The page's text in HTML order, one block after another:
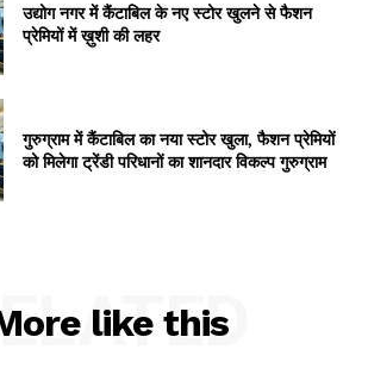
उद्योग नगर में कैंटाबिल के नए स्टोर खुलने से फैशन
प्रेमियों में ख़ुशी की लहर
गुरुग्राम में कैंटाबिल का नया स्टोर खुला, फैशन प्रेमियों
को मिलेगा ट्रेंडी परिधानों का शानदार विकल्प गुरुग्राम
like this